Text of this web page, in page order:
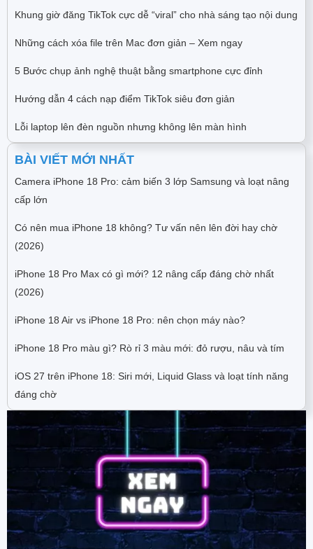
Khung giờ đăng TikTok cực dễ “viral” cho nhà sáng tạo nội dung
Những cách xóa file trên Mac đơn giản – Xem ngay
5 Bước chụp ảnh nghệ thuật bằng smartphone cực đỉnh
Hướng dẫn 4 cách nạp điểm TikTok siêu đơn giản
Lỗi laptop lên đèn nguồn nhưng không lên màn hình
BÀI VIẾT MỚI NHẤT
Camera iPhone 18 Pro: cảm biến 3 lớp Samsung và loạt nâng
cấp lớn
Có nên mua iPhone 18 không? Tư vấn nên lên đời hay chờ
(2026)
iPhone 18 Pro Max có gì mới? 12 nâng cấp đáng chờ nhất
(2026)
iPhone 18 Air vs iPhone 18 Pro: nên chọn máy nào?
iPhone 18 Pro màu gì? Rò rỉ 3 màu mới: đỏ rượu, nâu và tím
iOS 27 trên iPhone 18: Siri mới, Liquid Glass và loạt tính năng
đáng chờ